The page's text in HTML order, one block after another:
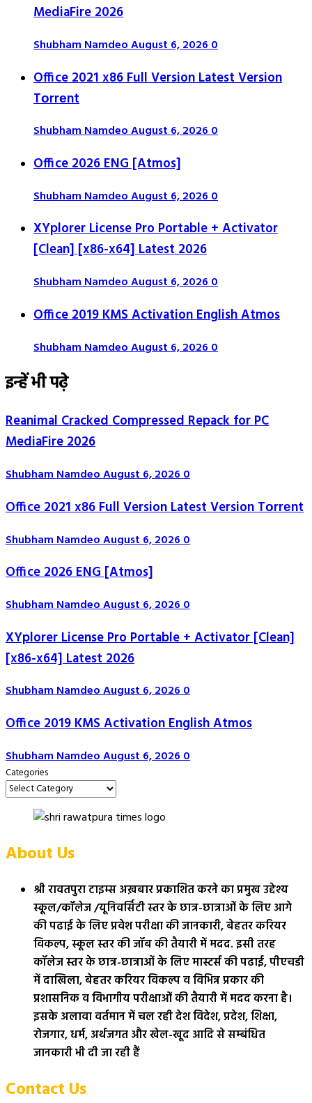
MediaFire 2026
Shubham NamdeoAugust 6, 20260
Office 2021 x86 Full Version Latest Version
Tоrrеnt
Shubham NamdeoAugust 6, 20260
Office 2026 ENG [Atmos]
Shubham NamdeoAugust 6, 20260
XYplorer License Pro Portable + Activator
[Clean] [x86-x64] Latest 2026
Shubham NamdeoAugust 6, 20260
Office 2019 KMS Activation English Atmos
Shubham NamdeoAugust 6, 20260
इन्हें भी पढ़े
Reanimal Cracked Compressed Repack for PC
MediaFire 2026
Shubham NamdeoAugust 6, 20260
Office 2021 x86 Full Version Latest Version Tоrrеnt
Shubham NamdeoAugust 6, 20260
Office 2026 ENG [Atmos]
Shubham NamdeoAugust 6, 20260
XYplorer License Pro Portable + Activator [Clean]
[x86-x64] Latest 2026
Shubham NamdeoAugust 6, 20260
Office 2019 KMS Activation English Atmos
Shubham NamdeoAugust 6, 20260
Categories
About Us
श्री रावतपुरा टाइम्स अख़बार प्रकाशित करने का प्रमुख उद्देश्य
स्कूल/कॉलेज /यूनिवर्सिटी स्तर के छात्र-छात्राओं के लिए आगे
की पढाई के लिए प्रवेश परीक्षा की जानकारी, बेहतर करियर
विकल्प, स्कूल स्तर की जॉब की तैयारी में मदद. इसी तरह
कॉलेज स्तर के छात्र-छात्राओं के लिए मास्टर्स की पढाई, पीएचडी
में दाखिला, बेहतर करियर विकल्प व विभिन्न प्रकार की
प्रशासनिक व विभागीय परीक्षाओं की तैयारी में मदद करना है।
इसके अलावा वर्तमान में चल रही देश विदेश, प्रदेश, शिक्षा,
रोजगार, धर्म, अर्थजगत और खेल-खूद आदि से सम्बंधित
जानकारी भी दी जा रही हैं
Contact Us